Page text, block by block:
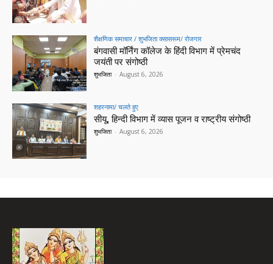
शैक्षणिक समाचार / शुभजिता क्सासरूम/ रोजगार
बंगवासी मॉर्निंग कॉलेज के हिंदी विभाग में प्रेमचंद
जयंती पर संगोष्ठी
शुभजिता - August 6, 2026
शहरनामा/ चलते हुए
सीयू, हिन्दी विभाग में व्यास पूजन व राष्ट्रीय संगोष्ठी
शुभजिता - August 6, 2026